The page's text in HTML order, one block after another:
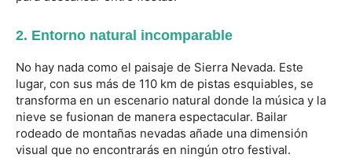
2. Entorno natural incomparable
No hay nada como el paisaje de Sierra Nevada. Este
lugar, con sus más de 110 km de pistas esquiables, se
transforma en un escenario natural donde la música y la
nieve se fusionan de manera espectacular. Bailar
rodeado de montañas nevadas añade una dimensión
visual que no encontrarás en ningún otro festival.